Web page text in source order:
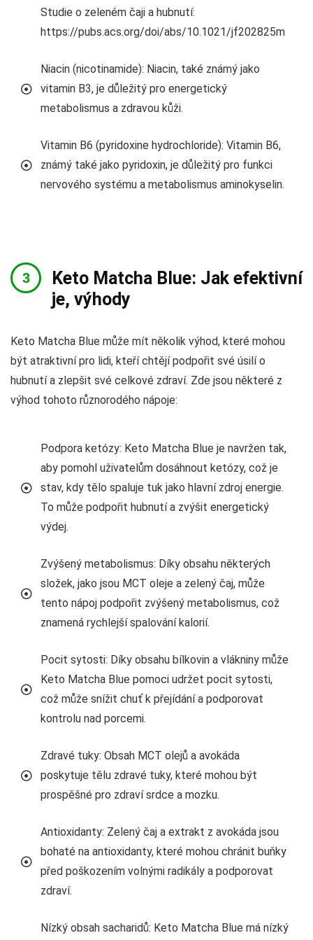
Studie o zeleném čaji a hubnutí:
https://pubs.acs.org/doi/abs/10.1021/jf202825m
Niacin (nicotinamide): Niacin, také známý jako
vitamin B3, je důležitý pro energetický
metabolismus a zdravou kůži.
Vitamin B6 (pyridoxine hydrochloride): Vitamin B6,
známý také jako pyridoxin, je důležitý pro funkci
nervového systému a metabolismus aminokyselin.
Keto Matcha Blue: Jak efektivní
je, výhody
Keto Matcha Blue může mít několik výhod, které mohou
být atraktivní pro lidi, kteří chtějí podpořit své úsilí o
hubnutí a zlepšit své celkové zdraví. Zde jsou některé z
výhod tohoto různorodého nápoje:
Podpora ketózy: Keto Matcha Blue je navržen tak,
aby pomohl uživatelům dosáhnout ketózy, což je
stav, kdy tělo spaluje tuk jako hlavní zdroj energie.
To může podpořit hubnutí a zvýšit energetický
výdej.
Zvýšený metabolismus: Díky obsahu některých
složek, jako jsou MCT oleje a zelený čaj, může
tento nápoj podpořit zvýšený metabolismus, což
znamená rychlejší spalování kalorií.
Pocit sytosti: Díky obsahu bílkovin a vlákniny může
Keto Matcha Blue pomoci udržet pocit sytosti,
což může snížit chuť k přejídání a podporovat
kontrolu nad porcemi.
Zdravé tuky: Obsah MCT olejů a avokáda
poskytuje tělu zdravé tuky, které mohou být
prospěšné pro zdraví srdce a mozku.
Antioxidanty: Zelený čaj a extrakt z avokáda jsou
bohaté na antioxidanty, které mohou chránit buňky
před poškozením volnými radikály a podporovat
zdraví.
Nízký obsah sacharidů: Keto Matcha Blue má nízký